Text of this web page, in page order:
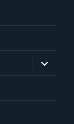
öffnen